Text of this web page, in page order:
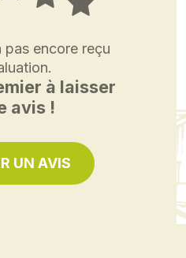
encore reçu
à laisser
avis !
UN AVIS